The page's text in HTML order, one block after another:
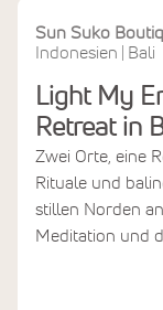
Sun Suko
Indonesien
Bali
Light My
Retreat in
Zwei Orte, eine
Rituale und
stillen Norden
Meditation und